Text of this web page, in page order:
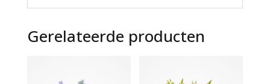
Gerelateerde producten